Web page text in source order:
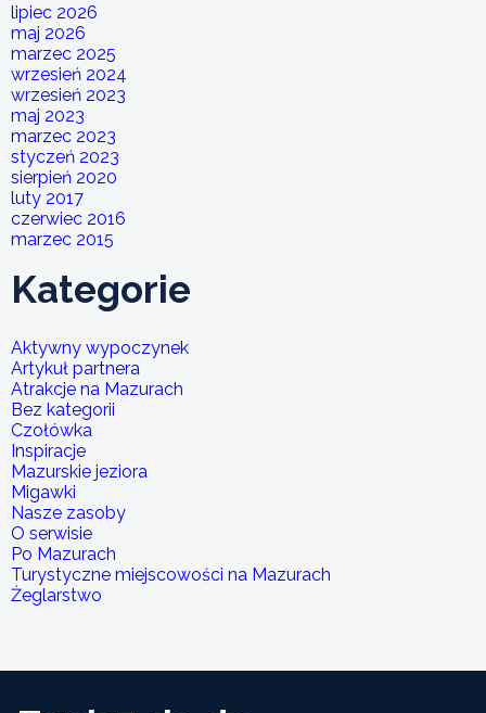
lipiec 2026
maj 2026
marzec 2025
wrzesień 2024
wrzesień 2023
maj 2023
marzec 2023
styczeń 2023
sierpień 2020
luty 2017
czerwiec 2016
marzec 2015
Kategorie
Aktywny wypoczynek
Artykuł partnera
Atrakcje na Mazurach
Bez kategorii
Czołówka
Inspiracje
Mazurskie jeziora
Migawki
Nasze zasoby
O serwisie
Po Mazurach
Turystyczne miejscowości na Mazurach
Żeglarstwo